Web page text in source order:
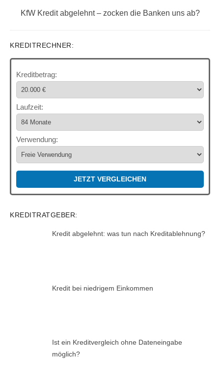
Nächster
KfW Kredit abgelehnt – zocken die Banken uns ab?
KREDITRECHNER:
Kreditbetrag:
Laufzeit:
Verwendung:
JETZT VERGLEICHEN
KREDITRATGEBER:
Kredit abgelehnt: was tun nach Kreditablehnung?
Kredit bei niedrigem Einkommen
Ist ein Kreditvergleich ohne Dateneingabe
möglich?